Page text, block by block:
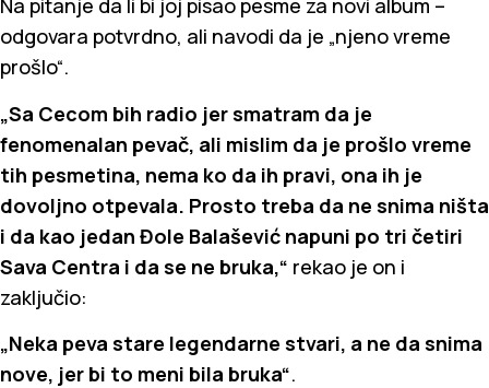
Na pitanje da li bi joj pisao pesme za novi album –
odgovara potvrdno, ali navodi da je „njeno vreme
prošlo“.
„Sa Cecom bih radio jer smatram da je
fenomenalan pevač, ali mislim da je prošlo vreme
tih pesmetina, nema ko da ih pravi, ona ih je
dovoljno otpevala. Prosto treba da ne snima ništa
i da kao jedan Đole Balašević napuni po tri četiri
Sava Centra i da se ne bruka,“ rekao je on i
zaključio:
„Neka peva stare legendarne stvari, a ne da snima
nove, jer bi to meni bila bruka“.